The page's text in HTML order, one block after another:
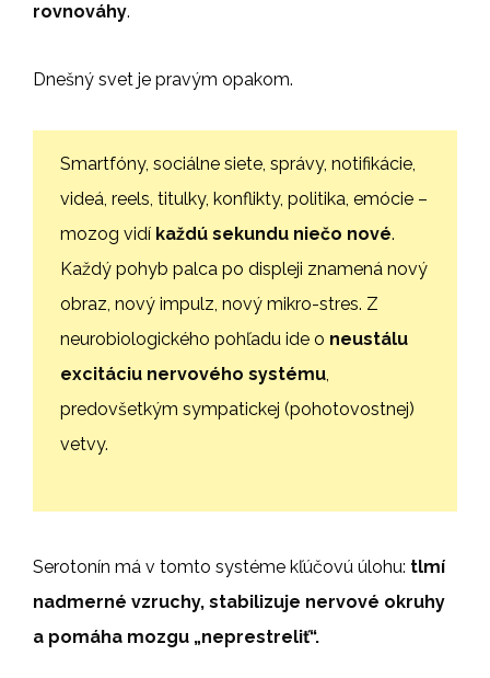
rovnováhy.
Dnešný svet je pravým opakom.
Smartfóny, sociálne siete, správy, notifikácie,
videá, reels, titulky, konflikty, politika, emócie –
mozog vidí každú sekundu niečo nové.
Každý pohyb palca po displeji znamená nový
obraz, nový impulz, nový mikro-stres. Z
neurobiologického pohľadu ide o neustálu
excitáciu nervového systému,
predovšetkým sympatickej (pohotovostnej)
vetvy.
Serotonín má v tomto systéme kľúčovú úlohu: tlmí
nadmerné vzruchy, stabilizuje nervové okruhy
a pomáha mozgu „neprestreliť“.